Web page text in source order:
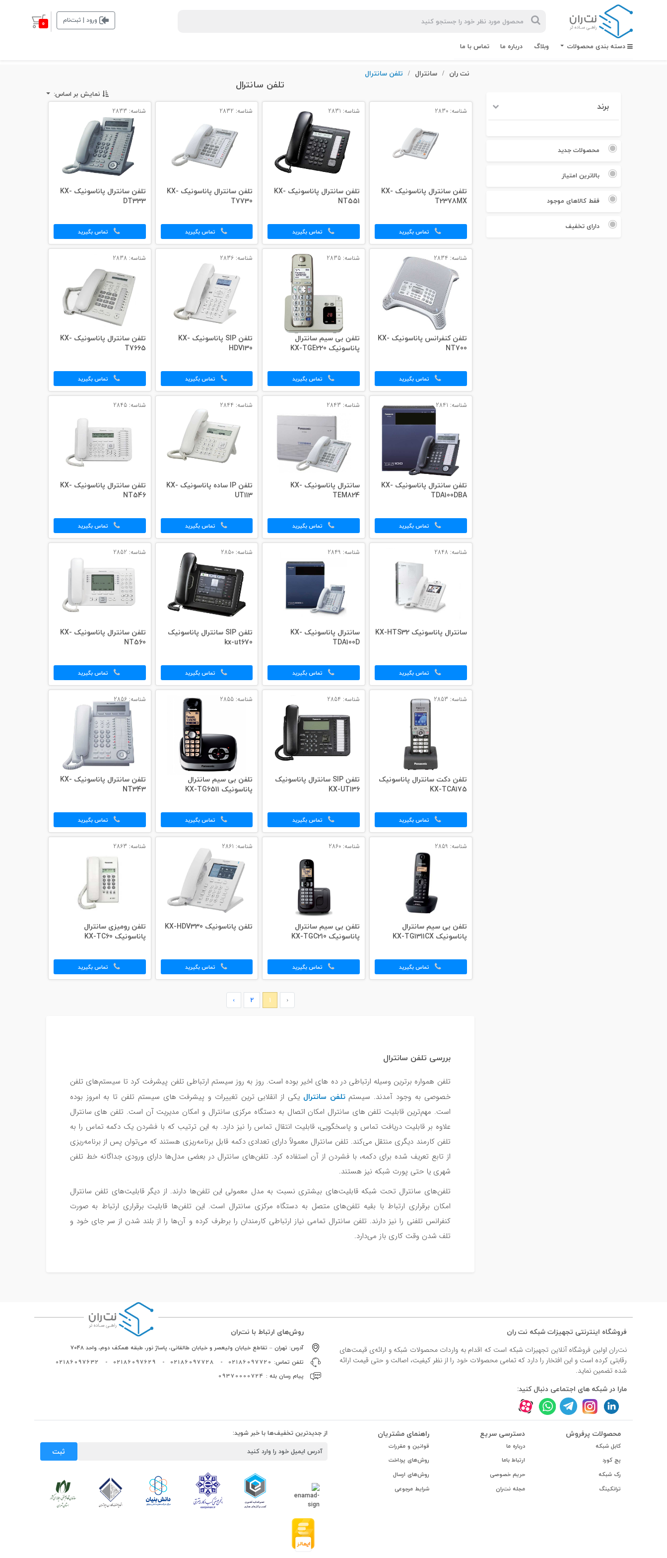
ورود | ثبت‌نام 0
دسته بندی محصولات وبلاگ درباره ما تماس با ما
#کابل شبکه لگراند
#کابل شبکه نگزنس
#پچ کورد لگراند
برند
محصولات جدید
بالاترین امتیاز
فقط کالاهای موجود
دارای تخفیف
نت ران / سانترال / تلفن سانترال
تلفن سانترال
نمایش بر اساس:
شناسه: 2830
تلفن سانترال پاناسونیک KX-
T2378MX
تماس بگیرید
شناسه: 2831
تلفن سانترال پاناسونیک KX-
NT551
تماس بگیرید
شناسه: 2832
تلفن سانترال پاناسونیک KX-
T7730
تماس بگیرید
شناسه: 2833
تلفن سانترال پاناسونیک KX-
DT333
تماس بگیرید
شناسه: 2834
تلفن کنفرانس پاناسونیک KX-
NT700
تماس بگیرید
شناسه: 2835
تلفن بی سیم سانترال
پاناسونیک KX-TGE220
تماس بگیرید
شناسه: 2836
تلفن SIP پاناسونیک KX-
HDV130
تماس بگیرید
شناسه: 2838
تلفن سانترال پاناسونیک KX-
T7665
تماس بگیرید
شناسه: 2841
تلفن سانترال پاناسونیک KX-
TDA100DBA
تماس بگیرید
شناسه: 2843
سانترال پاناسونیک KX-
TEM824
تماس بگیرید
شناسه: 2844
تلفن IP ساده پاناسونیک KX-
UT113
تماس بگیرید
شناسه: 2845
تلفن سانترال پاناسونیک KX-
NT546
تماس بگیرید
شناسه: 2848
سانترال پاناسونیک KX-HTS32
تماس بگیرید
شناسه: 2849
سانترال پاناسونیک KX-
TDA100D
تماس بگیرید
شناسه: 2850
تلفن SIP سانترال پاناسونیک
kx-ut670
تماس بگیرید
شناسه: 2852
تلفن سانترال پاناسونیک KX-
NT560
تماس بگیرید
شناسه: 2853
تلفن دکت سانترال پاناسونیک
KX-TCA175
تماس بگیرید
شناسه: 2854
تلفن SIP سانترال پاناسونیک
KX-UT136
تماس بگیرید
شناسه: 2855
تلفن بی سیم سانترال
پاناسونیک KX-TG6511
تماس بگیرید
شناسه: 2856
تلفن سانترال پاناسونیک KX-
NT343
تماس بگیرید
شناسه: 2859
تلفن بی سیم سانترال
پاناسونیک KX-TG1311CX
تماس بگیرید
شناسه: 2860
تلفن بی سیم سانترال
پاناسونیک KX-TGC210
تماس بگیرید
شناسه: 2861
تلفن پاناسونیک KX-HDV330
تماس بگیرید
شناسه: 2863
تلفن رومیزی سانترال
پاناسونیک KX-TC60
تماس بگیرید
‹
1
2
›
بررسی تلفن سانترال
تلفن همواره برترین وسیله ارتباطی در ده های اخیر بوده است. روز به روز سیستم ارتباطی تلفن پیشرفت کرد تا سیستم‌های تلفن
خصوصی به وجود آمدند. سیستمتلفن سانترال یکی از انقلابی ترین تغییرات و پیشرفت های سیستم تلفن تا به امروز بوده
است. مهم‌ترین قابلیت تلفن های سانترال امکان اتصال به دستگاه مرکزی سانترال و امکان مدیریت آن است. تلفن های سانترال
علاوه بر قابلیت دریافت تماس و پاسخگویی، قابلیت انتقال تماس را نیز دارد. به این ترتیب که با فشردن یک دکمه تماس را به
تلفن کارمند دیگری منتقل می‌کند. تلفن سانترال معمولاً دارای تعدادی دکمه قابل برنامه‌ریزی هستند که می‌توان پس از برنامه‌ریزی
از تابع تعریف شده برای دکمه، با فشردن از آن استفاده کرد. تلفن‌های سانترال در بعضی مدل‌ها دارای ورودی جداگانه خط تلفن
شهری یا حتی پورت شبکه نیز هستند.
تلفن‌های سانترال تحت شبکه قابلیت‌های بیشتری نسبت به مدل معمولی این تلفن‌ها دارند. از دیگر قابلیت‌های تلفن سانترال
امکان برقراری ارتباط با بقیه تلفن‌های متصل به دستگاه مرکزی سانترال است. این تلفن‌ها قابلیت برقراری ارتباط به صورت
کنفرانس تلفنی را نیز دارند. تلفن سانترال تمامی نیاز ارتباطی کارمندان را برطرف کرده و آن‌ها را از بلند شدن از سر جای خود و
تلف شدن وقت کاری باز می‌دارد.
فروشگاه اینترنتی تجهیزات شبکه نت ران
نت‌ران اولین فروشگاه آنلاین تجهیزات شبکه است که اقدام به واردات محصولات شبکه و ارائه‌ی قیمت‌های
رقابتی کرده است و این افتخار را دارد که تمامی محصولات خود را از نظر کیفیت، اصالت و حتی قیمت ارائه
شده تضمین نماید.
مارا در شبکه های اجتماعی دنبال کنید:
روش‌های ارتباط با نت‌ران
آدرس: تهران – تقاطع خیابان ولیعصر و خیابان طالقانی، پاساژ نور، طبقه همکف دوم، واحد 7048
تلفن تماس: 02186097720
-
02186097728
-
02186097629
-
02186097632
پیام رسان بله : 09370000724
محصولات پرفروش
کابل شبکه
پچ کورد
رک شبکه
ترانکینگ
دسترسی سریع
درباره ما
ارتباط باما
حریم خصوصی
مجله نت‌ران
راهنمای مشتریان
قوانین و مقررات
روش‌های پرداخت
روش‌های ارسال
شرایط مرجوعی
از جدیدترین تخفیف‌ها با خبر شوید:
ثبت